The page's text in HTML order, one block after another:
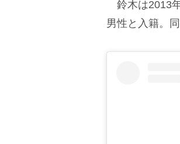
鈴木は2013
男性と入籍。